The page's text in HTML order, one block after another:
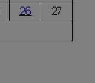
26
27